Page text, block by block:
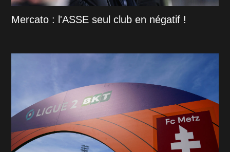
Mercato : l'ASSE seul club en négatif !